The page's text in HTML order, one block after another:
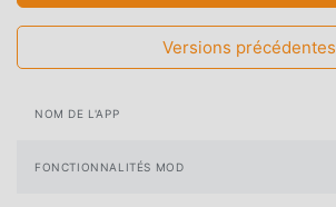
Versions précédentes
NOM DE L'APP
FONCTIONNALITÉS MOD